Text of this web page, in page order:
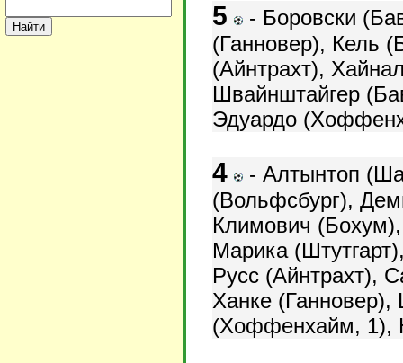
5 - Боровски
(Ганновер), Кель
(Айнтрахт),
Швайнштайгер
Эдуардо
4 - Алтынтоп
(Вольфсбург),
Климович (Бохум),
Марика
Русс (Айнтрахт),
Ханке (Ганновер),
(Хоффенхайм, 1),